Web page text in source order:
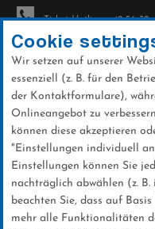
Direkt
zum
Inhalt
Ticket-Hotline: +49 56 32
Fussball
Willingen –
Cookie
Wir setzen auf unserer
essenziell (z. B. für den
der Kontaktformulare),
Onlineangebot zu
können diese akzeptieren
"Einstellungen individuell
Einstellungen können Sie
nachträglich abwählen (z.
beachten Sie, dass auf
mehr alle Funktionalitäten